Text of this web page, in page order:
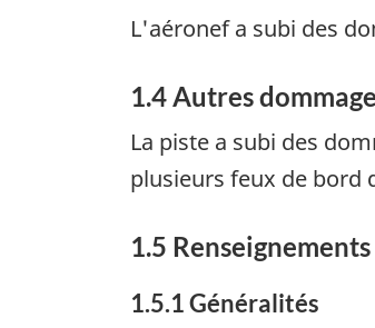
L'aéronef a subi des
1.4 Autres
La piste a subi des
plusieurs feux de bord
1.5
1.5.1 Généralités